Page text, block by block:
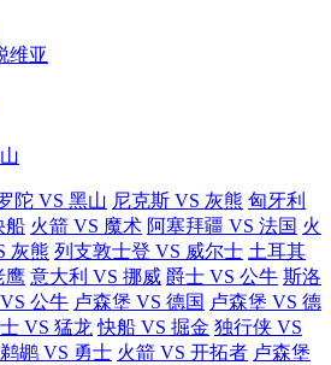
维亚
陀 VS 黑山 尼克斯 VS 灰熊 匈牙利
船 火箭 VS 魔术 阿塞拜疆 VS 法国 火
灰熊 列支敦士登 VS 威尔士 土耳其
鹰 意大利 VS 挪威 爵士 VS 公牛 斯洛
公牛 卢森堡 VS 德国 卢森堡 VS 德
VS 猛龙 快船 VS 掘金 独行侠 VS
鹈鹕 VS 勇士 火箭 VS 开拓者 卢森堡